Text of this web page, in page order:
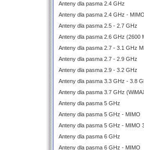
Anteny dla pasma 2.4 GHz
Anteny dla pasma 2.4 GHz - MIMO
Anteny dla pasma 2.5 - 2.7 GHz
Anteny dla pasma 2.6 GHz (2600
Anteny dla pasma 2.7 - 3.1 GHz
Anteny dla pasma 2.7 - 2.9 GHz
Anteny dla pasma 2.9 - 3.2 GHz
Anteny dla pasma 3.3 GHz - 3.8
Anteny dla pasma 3.7 GHz
Anteny dla pasma 5 GHz
Anteny dla pasma 5 GHz - MIMO
Anteny dla pasma 5 GHz - MIMO
Anteny dla pasma 6 GHz
Anteny dla pasma 6 GHz - MIMO